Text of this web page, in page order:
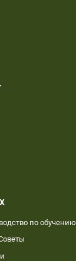
по обучению